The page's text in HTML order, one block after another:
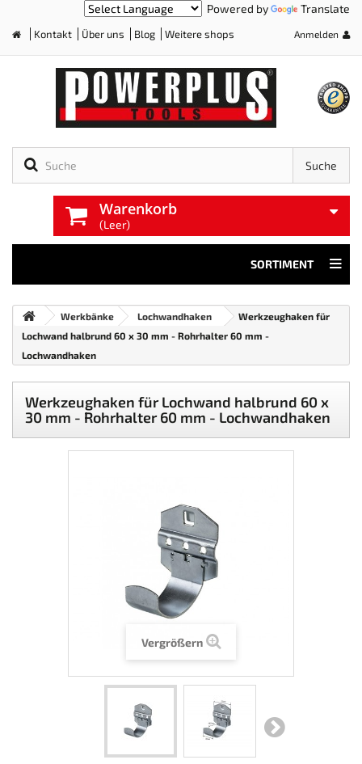
Powered by Translate
Kontakt Über uns Blog Weitere shops Anmelden
Suche
Warenkorb
(Leer)
SORTIMENT
Werkbänke Lochwandhaken
Werkzeughaken für
Lochwand halbrund 60 x 30 mm - Rohrhalter 60 mm -
Lochwandhaken
Werkzeughaken für Lochwand halbrund 60 x
30 mm - Rohrhalter 60 mm - Lochwandhaken
Vergrößern